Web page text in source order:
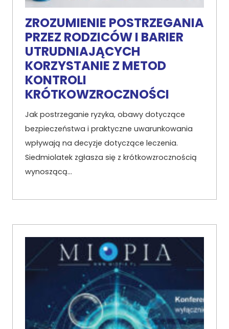
ZROZUMIENIE POSTRZEGANIA
PRZEZ RODZICÓW I BARIER
UTRUDNIAJĄCYCH
KORZYSTANIE Z METOD
KONTROLI
KRÓTKOWZROCZNOŚCI
Jak postrzeganie ryzyka, obawy dotyczące
bezpieczeństwa i praktyczne uwarunkowania
wpływają na decyzje dotyczące leczenia.
Siedmiolatek zgłasza się z krótkowzrocznością
wynoszącą…